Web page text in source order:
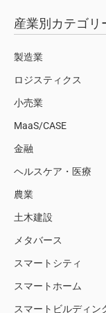
産業別カテゴリ
製造業
ロジスティクス
小売業
MaaS/CASE
金融
ヘルスケア・医療
農業
土木建設
メタバース
スマートシティ
スマートホーム
スマートビルディン